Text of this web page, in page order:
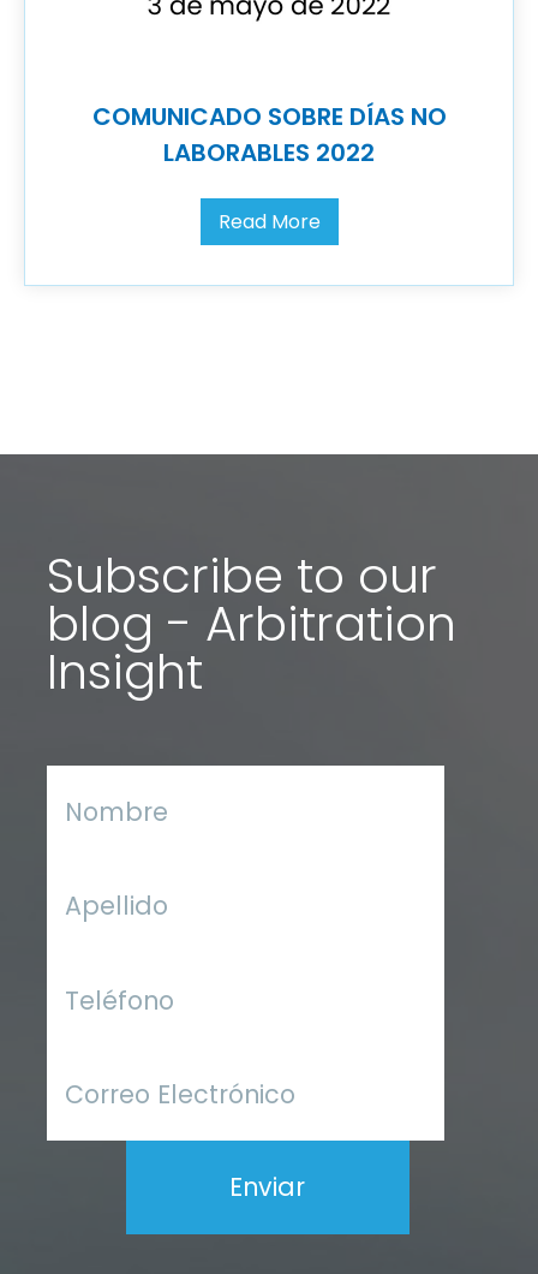
COMUNICADO SOBRE DÍAS NO
LABORABLES 2022
Read More
Subscribe to our
blog - Arbitration
Insight